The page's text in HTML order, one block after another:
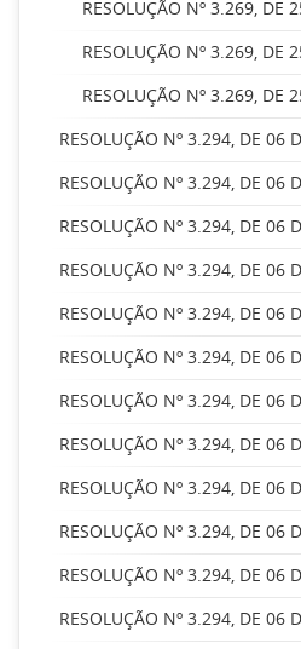
RESOLUÇÃO Nº 3.269, DE
RESOLUÇÃO Nº 3.269, DE
RESOLUÇÃO Nº 3.269, DE
RESOLUÇÃO Nº 3.294, DE 06
RESOLUÇÃO Nº 3.294, DE 06
RESOLUÇÃO Nº 3.294, DE 06
RESOLUÇÃO Nº 3.294, DE 06
RESOLUÇÃO Nº 3.294, DE 06
RESOLUÇÃO Nº 3.294, DE 06
RESOLUÇÃO Nº 3.294, DE 06
RESOLUÇÃO Nº 3.294, DE 06
RESOLUÇÃO Nº 3.294, DE 06
RESOLUÇÃO Nº 3.294, DE 06
RESOLUÇÃO Nº 3.294, DE 06
RESOLUÇÃO Nº 3.294, DE 06